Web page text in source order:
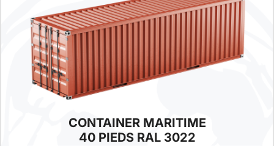
CONTAINER MARITIME
40 PIEDS RAL 3022